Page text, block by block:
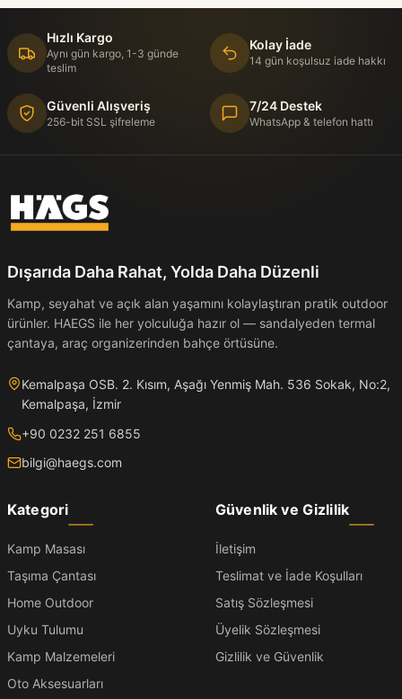
Hızlı Kargo
Aynı gün kargo, 1-3 günde
teslim
Kolay İade
14 gün koşulsuz iade hakkı
Güvenli Alışveriş
256-bit SSL şifreleme
7/24 Destek
WhatsApp & telefon hattı
Dışarıda Daha Rahat, Yolda Daha Düzenli
Kamp, seyahat ve açık alan yaşamını kolaylaştıran pratik outdoor
ürünler. HAEGS ile her yolculuğa hazır ol — sandalyeden termal
çantaya, araç organizerinden bahçe örtüsüne.
Kemalpaşa OSB. 2. Kısım, Aşağı Yenmiş Mah. 536 Sokak, No:2,
Kemalpaşa, İzmir
+90 0232 251 6855
bilgi@haegs.com
Kategori
Kamp Masası
Taşıma Çantası
Home Outdoor
Uyku Tulumu
Kamp Malzemeleri
Oto Aksesuarları
Güvenlik ve Gizlilik
İletişim
Teslimat ve İade Koşulları
Satış Sözleşmesi
Üyelik Sözleşmesi
Gizlilik ve Güvenlik